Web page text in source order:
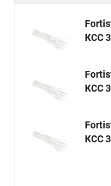
Стяжка alt
Стяжки для кабелей
Хомут стяжка это
Купить стяжки
КСС
КСС
КСС